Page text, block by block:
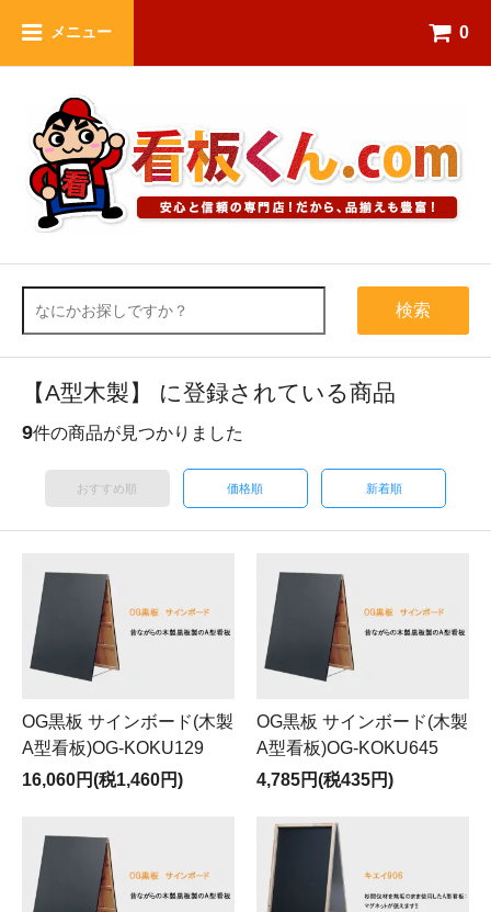
メニュー 0
検索
【A型木製】 に登録されている商品
9件の商品が見つかりました
おすすめ順 価格順 新着順
OG黒板 サインボード(木製
A型看板)OG-KOKU129
16,060円(税1,460円)
OG黒板 サインボード(木製
A型看板)OG-KOKU645
4,785円(税435円)